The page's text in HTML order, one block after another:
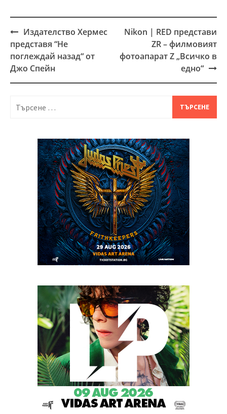
Post
navigation
Издателство Хермес
представя “Не
поглеждай назад“ от
Джо Спейн
Nikon | RED представи
ZR – филмовият
фотоапарат Z „Всичко в
едно“
за: